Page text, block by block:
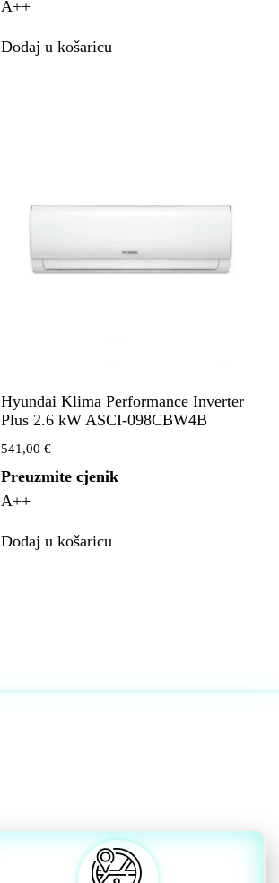
A++
Dodaj u košaricu
Hyundai Klima Performance Inverter
Plus 2.6 kW ASCI-098CBW4B
541,00 €
Preuzmite cjenik
A++
Dodaj u košaricu